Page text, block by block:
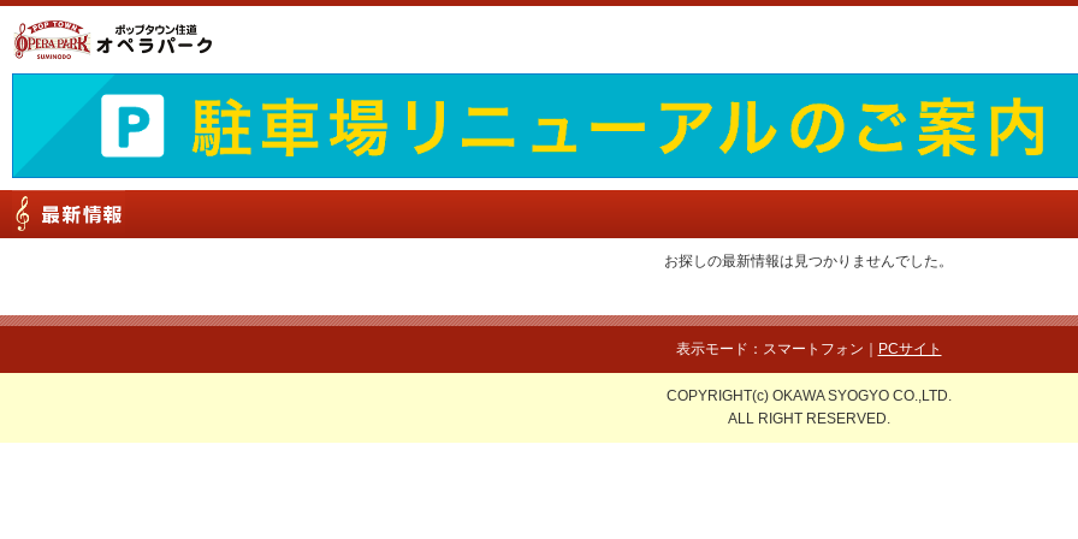
お探しの最新情報は見つかりませんでした。
表示モード：スマートフォン｜ PCサイト
COPYRIGHT(c) OKAWA SYOGYO CO.,LTD.
ALL RIGHT RESERVED.